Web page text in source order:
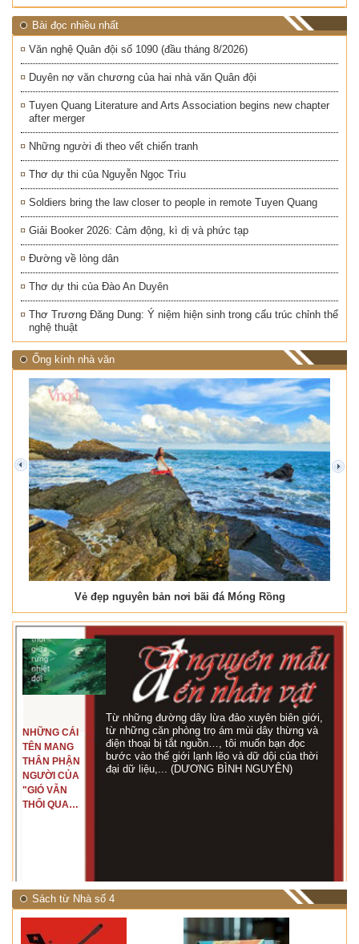
Bài đọc nhiều nhất
Văn nghệ Quân đội số 1090 (đầu tháng 8/2026)
Duyên nợ văn chương của hai nhà văn Quân đội
Tuyen Quang Literature and Arts Association begins new chapter
after merger
Những người đi theo vết chiến tranh
Thơ dự thi của Nguyễn Ngọc Trìu
Soldiers bring the law closer to people in remote Tuyen Quang
Giải Booker 2026: Cảm động, kì dị và phức tạp
Đường về lòng dân
Thơ dự thi của Đào An Duyên
Thơ Trương Đăng Dung: Ý niệm hiện sinh trong cấu trúc chỉnh thể
nghệ thuật
Ống kính nhà văn
Vẻ đẹp nguyên bản nơi bãi đá Móng Rồng
prev next
NHỮNG CÁI
TÊN MANG
THÂN PHẬN
NGƯỜI CỦA
"GIÓ VẪN
THỔI QUA
Từ những đường dây lừa đảo xuyên biên giới,
từ những căn phòng trọ ám mùi dây thừng và
điện thoại bị tắt nguồn…, tôi muốn bạn đọc
bước vào thế giới lạnh lẽo và dữ dội của thời
đại dữ liệu,... (DƯƠNG BÌNH NGUYÊN)
Sách từ Nhà số 4